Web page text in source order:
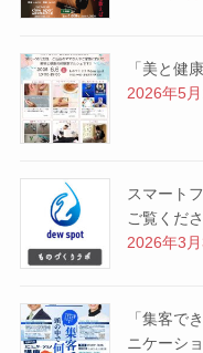
「美と健
2026年5
スマート
ご覧くだ
2026年3
「集客で
ニケーシ